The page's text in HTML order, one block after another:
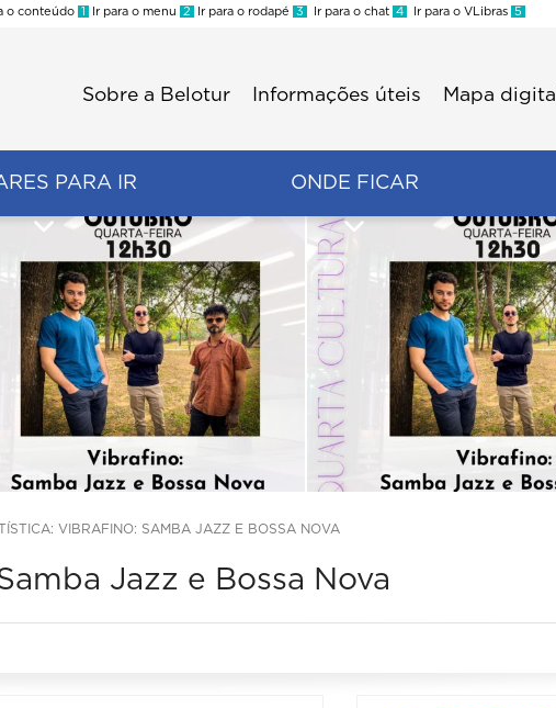
o conteúdo 1 Ir para o menu 2 Ir para o rodapé 3 Ir para o chat 4 Ir para o VLibras 5
Sobre a Belotur Informações úteis Mapa digital
PARA IR ONDE FICAR
VIBRAFINO: SAMBA JAZZ E BOSSA NOVA
Jazz e Bossa Nova